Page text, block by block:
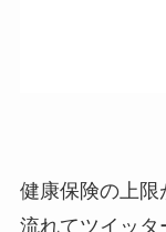
健康保険の上
流れてツイッタ